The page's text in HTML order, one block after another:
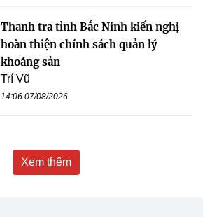
Thanh tra tỉnh Bắc Ninh kiến nghị
hoàn thiện chính sách quản lý
khoáng sản
Trí Vũ
14:06 07/08/2026
Xem thêm